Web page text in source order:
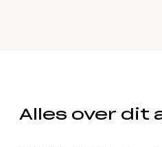
Alles over dit